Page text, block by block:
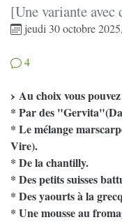
[Une variante avec
jeudi 30 octobre 2025,
4
Au choix vous
* Par des
* Le mélange
Vire).
* De la chantilly.
* Des petits suisses
* Des yaourts à la
* Une mousse au